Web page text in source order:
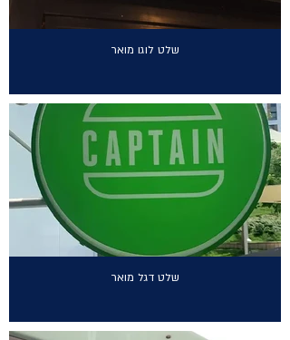
שלט לוגו מואר
שלט דגל מואר